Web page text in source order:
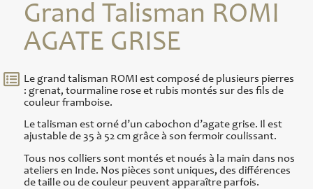
Grand Talisman ROMI
AGATE GRISE
Le grand talisman ROMI est composé de plusieurs pierres
: grenat, tourmaline rose et rubis montés sur des fils de
couleur framboise.
Le talisman est orné d’un cabochon d’agate grise. Il est
ajustable de 35 à 52 cm grâce à son fermoir coulissant.
Tous nos colliers sont montés et noués à la main dans nos
ateliers en Inde. Nos pièces sont uniques, des différences
de taille ou de couleur peuvent apparaître parfois.